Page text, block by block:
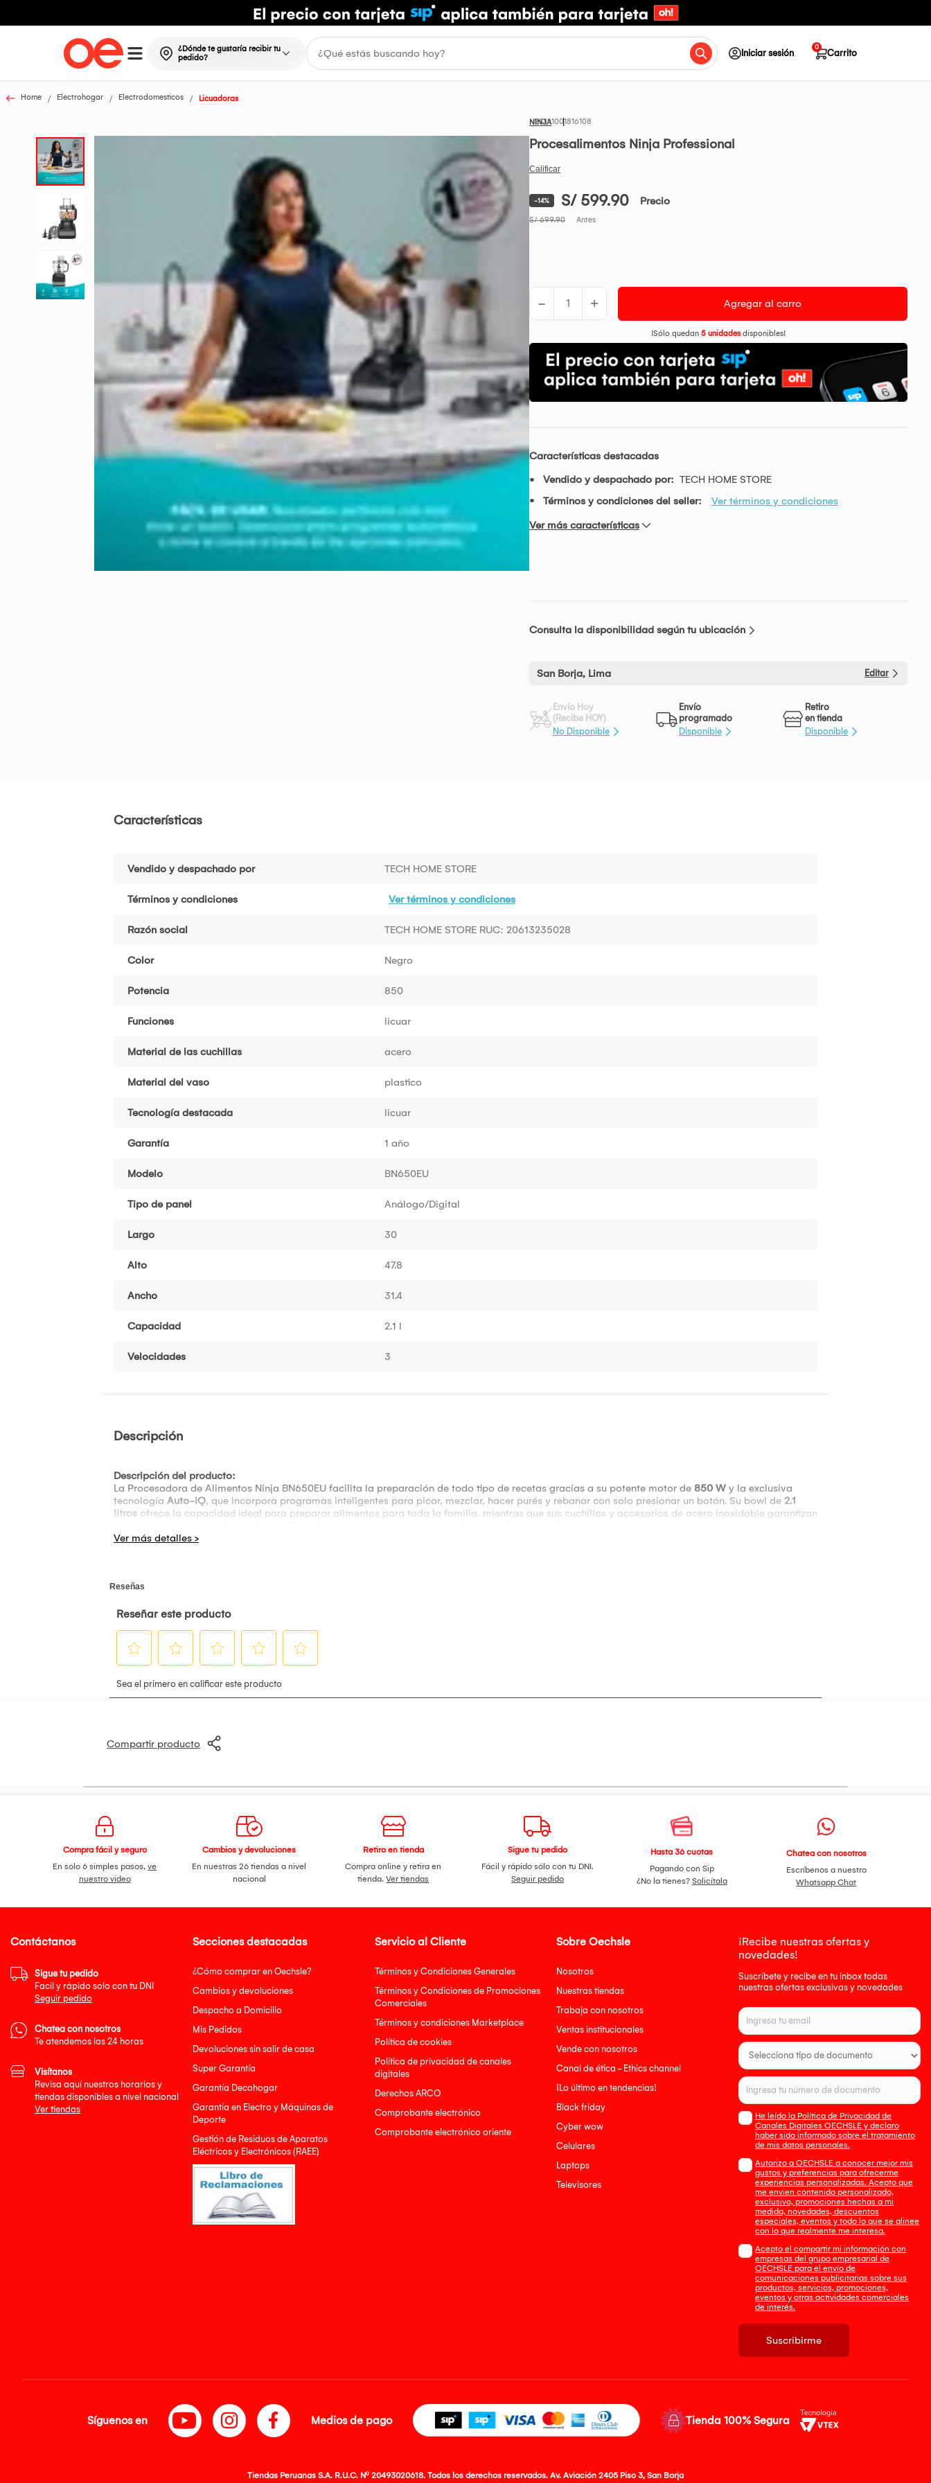
¿Dónde te gustaría recibir tu
pedido?
Iniciar sesión Carrito
0
Home Electrohogar Electrodomesticos Licuadoras
NINJA1001816108
Procesalimentos Ninja Professional
-14% S/ 599.90 Precio
S/ 699.90 Antes
- + Agregar al carro
¡Sólo quedan 5 unidadesdisponibles!
Características destacadas
Vendido y despachado por: TECH HOME STORE
Términos y condiciones del seller:
Ver términos y condiciones
Ver más características
Consulta la disponibilidad según tu ubicación
San Borja, Lima Editar
Envío Hoy
(Recibe HOY)
No Disponible
Envío
programado
Disponible
Retiro
en tienda
Disponible
Características
Vendido y despachado por TECH HOME STORE
Términos y condiciones Ver términos y condiciones
Razón social TECH HOME STORE RUC: 20613235028
Color Negro
Potencia 850
Funciones licuar
Material de las cuchillas acero
Material del vaso plastico
Tecnología destacada licuar
Garantía 1 año
Modelo BN650EU
Tipo de panel Análogo/Digital
Largo 30
Alto 47.8
Ancho 31.4
Capacidad 2.1 l
Velocidades 3
Descripción
Descripción del producto:
La Procesadora de Alimentos Ninja BN650EU facilita la preparación de todo tipo de recetas gracias a su potente motor de 850 W y la exclusiva
tecnología Auto-iQ, que incorpora programas inteligentes para picar, mezclar, hacer purés y rebanar con solo presionar un botón. Su bowl de 2.1
litros ofrece la capacidad ideal para preparar alimentos para toda la familia, mientras que sus cuchillas y accesorios de acero inoxidable garantizan
Compartir producto
Compra fácil y seguro
En solo 6 simples pasos,ve
nuestro video
Cambios y devoluciones
En nuestras 26 tiendas a nivel
nacional
Retiro en tienda
Compra online y retira en
tienda.Ver tiendas
Sigue tu pedido
Fácil y rápido sólo con tu DNI.
Seguir pedido
Hasta 36 cuotas
Pagando con Sip
¿No la tienes? Solicítala
Chatea con nosotros
Escríbenos a nuestro
Whatsapp Chat
Secciones destacadas
¿Cómo comprar en Oechsle?
Cambios y devoluciones
Despacho a Domicilio
Mis Pedidos
Devoluciones sin salir de casa
Super Garantía
Garantía Decohogar
Garantía en Electro y Máquinas de
Deporte
Gestión de Residuos de Aparatos
Eléctricos y Electrónicos (RAEE)
Servicio al Cliente
Términos y Condiciones Generales
Términos y Condiciones de Promociones
Comerciales
Términos y condiciones Marketplace
Política de cookies
Política de privacidad de canales
digitales
Derechos ARCO
Comprobante electrónico
Comprobante electrónico oriente
Sobre Oechsle
Nosotros
Nuestras tiendas
Trabaja con nosotros
Ventas institucionales
Vende con nosotros
Canal de ética - Ethics channel
¡Lo último en tendencias!
Black friday
Cyber wow
Celulares
Laptops
Televisores
¡Recibe nuestras ofertas y
novedades!
Suscríbete y recibe en tu inbox todas
nuestras ofertas exclusivas y novedades
He leído la Política de Privacidad de
Canales Digitales OECHSLE y declaro
haber sido informado sobre el tratamiento
de mis datos personales.
Autorizo a OECHSLE a conocer mejor mis
gustos y preferencias para ofrecerme
experiencias personalizadas. Acepto que
me envien contenido personalizado,
exclusivo, promociones hechas a mi
medida, novedades, descuentos
especiales, eventos y todo lo que se alinee
con lo que realmente me interesa.
Acepto el compartir mi información con
empresas del grupo empresarial de
OECHSLE para el envío de
comunicaciones publicitarias sobre sus
productos, servicios, promociones,
eventos y otras actividades comerciales
de interés.
Suscribirme
Contáctanos
Sigue tu pedido
Facil y rápido solo con tu DNI
Seguir pedido
Chatea con nosotros
Te atendemos las 24 horas
Visítanos
Revisa aquí nuestros horarios y
tiendas disponibles a nivel nacional
Ver tiendas
Síguenos en Medios de pago Tienda 100% Segura
Tiendas Peruanas S.A. R.U.C. Nº 20493020618. Todos los derechos reservados. Av. Aviación 2405 Piso 3, San Borja